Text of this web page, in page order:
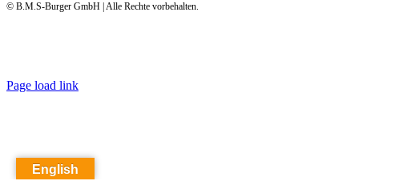
© B.M.S-Burger GmbH | Alle Rechte vorbehalten.
Page load link
English